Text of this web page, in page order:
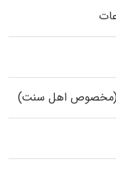
(مخصوص اهل سنت)